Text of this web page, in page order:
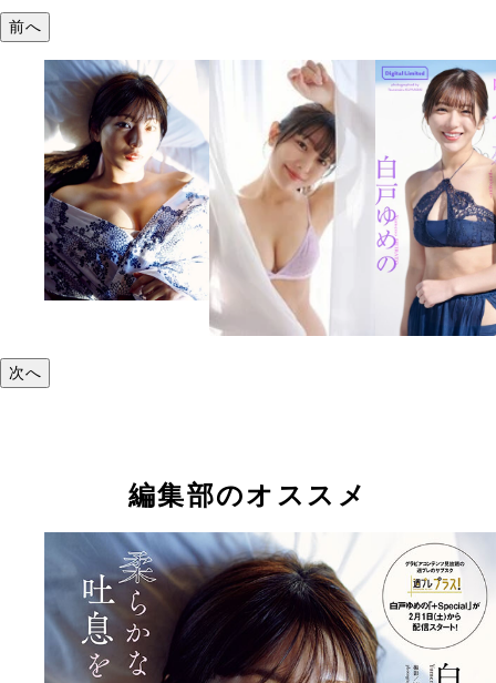
前へ
次へ
編集部のオススメ